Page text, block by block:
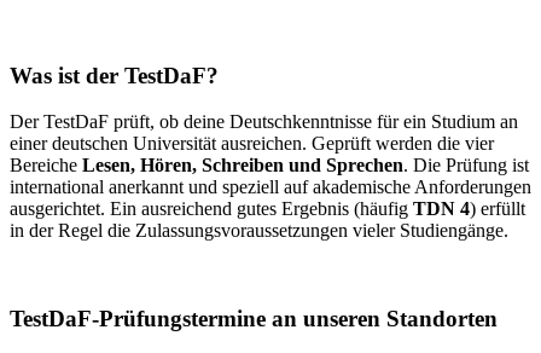
Was ist der TestDaF?
Der TestDaF prüft, ob deine Deutschkenntnisse für ein Studium an
einer deutschen Universität ausreichen. Geprüft werden die vier
Bereiche Lesen, Hören, Schreiben und Sprechen. Die Prüfung ist
international anerkannt und speziell auf akademische Anforderungen
ausgerichtet. Ein ausreichend gutes Ergebnis (häufig TDN 4) erfüllt
in der Regel die Zulassungsvoraussetzungen vieler Studiengänge.
TestDaF-Prüfungstermine an unseren Standorten